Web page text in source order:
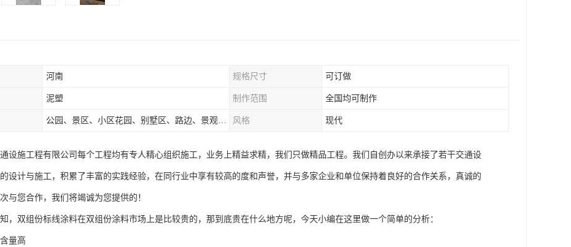
河南 规格尺寸 可订做
泥塑 制作范围 全国均可制作
公园、景区、小区花园、别墅区、路边、景观河道、水库堤坝、市政桥梁、公路交通和园林景观装饰工程等 风格 现代
设施工程有限公司每个工程均有专人精心组织施工，业务上精益求精，我们只做精品工程。我们自创办以来承接了若干交通设
设计与施工，积累了丰富的实践经验，在同行业中享有较高的度和声誉，并与多家企业和单位保持着良好的合作关系，真诚的
与您合作，我们将竭诚为您提供的！
，双组份标线涂料在双组份涂料市场上是比较贵的，那到底贵在什么地方呢，今天小编在这里做一个简单的分析：
量高